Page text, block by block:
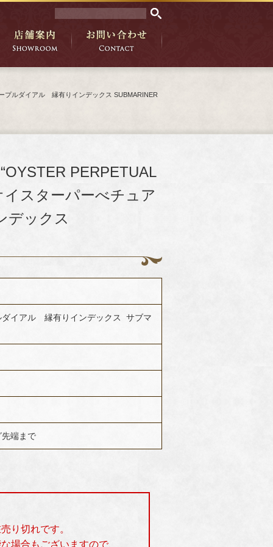
ルダイアル 縁有りインデックス SUBMARINER
PERPETUAL
スターパーべチュア
デックス
ダイアル 縁有りインデックス サブマ
端まで
り切れです。
場合もございますので、